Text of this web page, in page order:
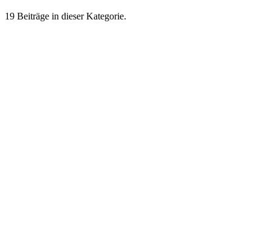
19 Beiträge in dieser Kategorie.